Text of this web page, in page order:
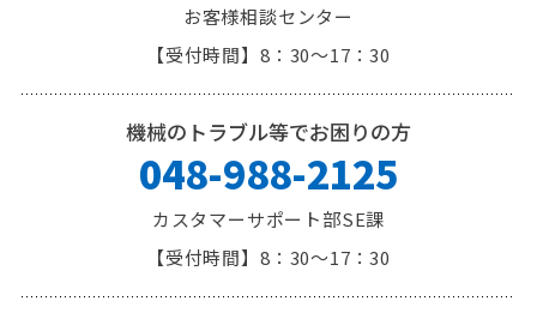
お客様相談センター
8：30～17：30
機械のトラブル等でお困りの方
048-988-2125
カスタマーサポート部SE課
8：30～17：30